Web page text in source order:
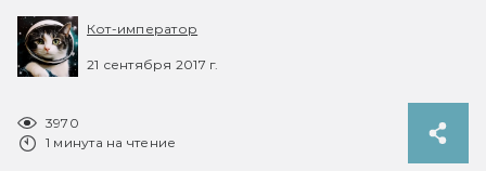
Кот-император
21 сентября 2017 г.
3970
1 минута на чтение